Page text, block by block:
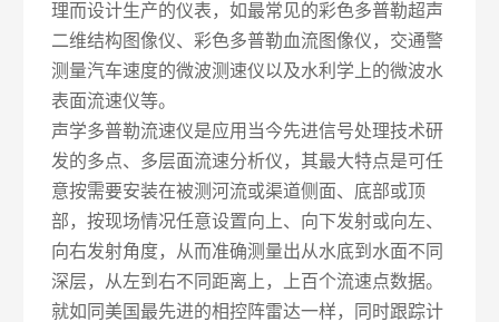
理而设计生产的仪表，如最常见的彩色多普勒超声
二维结构图像仪、彩色多普勒血流图像仪，交通警
测量汽车速度的微波测速仪以及水利学上的微波水
表面流速仪等。
声学多普勒流速仪是应用当今先进信号处理技术研
发的多点、多层面流速分析仪，其最大特点是可任
意按需要安装在被测河流或渠道侧面、底部或顶
部，按现场情况任意设置向上、向下发射或向左、
向右发射角度，从而准确测量出从水底到水面不同
深层，从左到右不同距离上，上百个流速点数据。
就如同美国最先进的相控阵雷达一样，同时跟踪计